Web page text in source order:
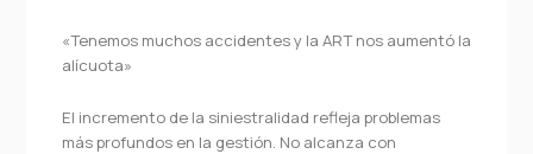
«Tenemos muchos accidentes y la ART nos aumentó la
alícuota»
El incremento de la siniestralidad refleja problemas
más profundos en la gestión. No alcanza con